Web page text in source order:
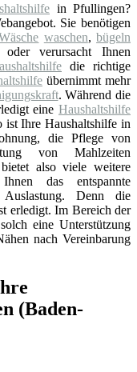
in Pfullingen?
Sie benötigen
waschen,bügeln
verursacht Ihnen
die richtige
übernimmt mehr
. Während die
eine Haushaltshilfe
ist Ihre Haushaltshilfe in
die Pflege von
von Mahlzeiten
also viele weitere
das entspannte
Denn die
erledigt. Im Bereich der
eine Unterstützung
nach Vereinbarung
(Baden-